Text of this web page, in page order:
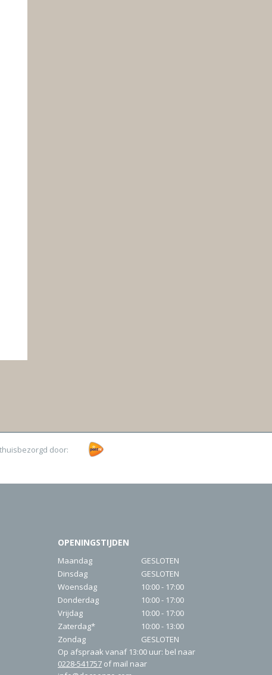
door:
OPENINGSTIJDEN
Maandag
GESLOTEN
Dinsdag
GESLOTEN
Woensdag
10:00 - 17:00
Donderdag
10:00 - 17:00
Vrijdag
10:00 - 17:00
Zaterdag*
10:00 - 13:00
Zondag
GESLOTEN
Op afspraak vanaf 13:00 uur: bel naar
0228-541757 of mail naar